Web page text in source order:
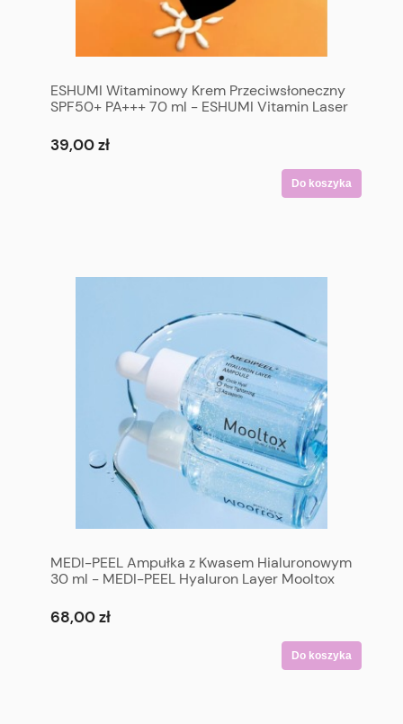
ESHUMI Witaminowy Krem Przeciwsłoneczny
SPF50+ PA+++ 70 ml - ESHUMI Vitamin Laser
ml
39,00 zł
Do koszyka
MEDI-PEEL Ampułka z Kwasem Hialuronowym
30 ml - MEDI-PEEL Hyaluron Layer Mooltox
68,00 zł
Do koszyka